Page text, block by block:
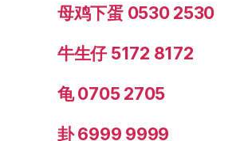
母鸡下蛋 0530 2530
牛生仔 5172 8172
龟 0705 2705
卦 6999 9999